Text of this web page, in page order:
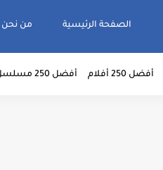
الصفحة الرئيسية من نحن
أفضل 250 أفلام أفضل 250 مسلسل